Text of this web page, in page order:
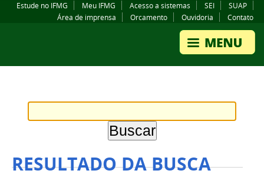
Estude no IFMG Meu IFMG Acesso a sistemas SEI
SUAP
Área de imprensa
Orcamento Ouvidoria Contato
RESULTADO DA BUSCA